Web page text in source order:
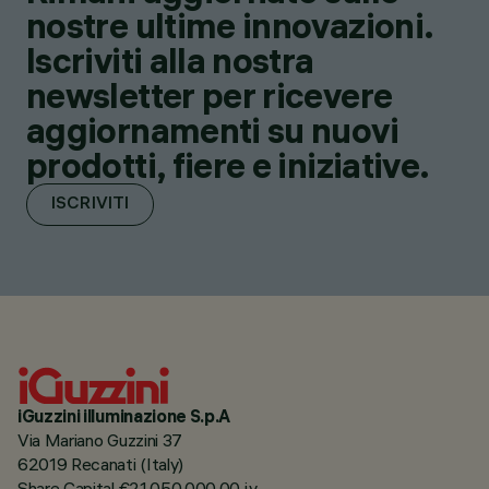
nostre ultime innovazioni.
Iscriviti alla nostra
newsletter per ricevere
aggiornamenti su nuovi
prodotti, fiere e iniziative.
ISCRIVITI
iGuzzini illuminazione S.p.A
Via Mariano Guzzini 37
62019 Recanati (Italy)